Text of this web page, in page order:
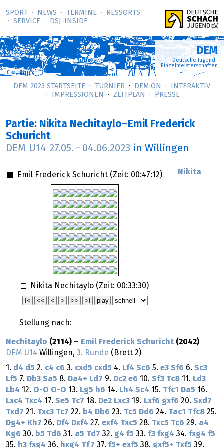
SPORT NEWS TERMINE
RESSORTS
SERVICE
DSJ-­INSIDE
DEM
Deutsche Jugend-
Einzelmeisterschaften
DEM 2023 STARTSEITE TURNIER DEM:ON
INTERAKTIV
IMPRESSIONEN
ZEITPLAN PRESSE
Partie: Nikita Nechitaylo–Emil Frederick
Schuricht
DEM U14 27.05. – 04.06.2023 in Willingen
Emil Frederick Schuricht (Zeit: 00:47:12)
Nikita Nechitaylo (Zeit: 00:33:30)
Stellung nach:
Nikita
Nechitaylo (2114) – Emil Frederick Schuricht (2042)
DEM U14 Willingen, 3. Runde (Brett 2)
1. d4 d5 2. c4 c6 3. cxd5 cxd5 4. Lf4 Sc6 5. e3 Sf6 6. Sc3
Lf5 7. Db3 Sa5 8. Da4+ Ld7 9. Dc2 e6 10. Sf3 Tc8 11. Ld3
Lb4 12. O-O O-O 13. Lg5 h6 14. Lh4 Sc4 15. Tfc1 Da5 16.
Lxc4 Txc4 17. Se5 Tc7 18. De2 Lxc3 19. Lxf6 gxf6 20. Sxd7
Txd7 21. Txc3 Tc7 22. b4 Db6 23. Tc5 Dd6 24. Tac1 Tfc8 25.
Dg4+ Kh7 26. Df4 Dxf4 27. exf4 Txc5 28. Txc5 Tc6 29. a4
Kg6 30. b5 Td6 31. a5 Td7 32. g4 f5 33. f3 fxg4 34. fxg4 f5
35. h3 fxg4 36. hxg4 Tf7 37. f5+ exf5 38. gxf5+ Txf5 39.